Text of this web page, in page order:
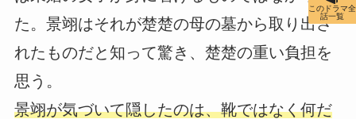
た。景翊はそれが楚楚の母の墓から取り出さ
れたものだと知って驚き、楚楚の重い負担を
思う。
景翊が気づいて隠したのは、靴ではなく何だ
このドラマ全
話一覧